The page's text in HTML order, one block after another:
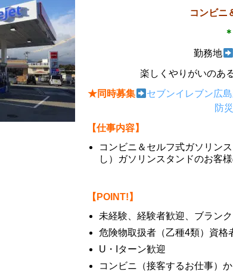
コンビニ
勤務地
楽しくやりがいのあ
★同時募集
セブンイレブン広
防
【仕事内容】
コンビニ＆セルフ式ガソリン
し）ガソリンスタンドのお客
【POINT!】
未経験、経験者歓迎、 ブランク
危険物取扱者（乙種4類）資格
U・Iターン歓迎
コンビニ（接客するお仕事）